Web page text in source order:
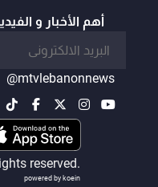
أهم الأخبار و
@mtvlebanonnews
reserved.
powered by koein